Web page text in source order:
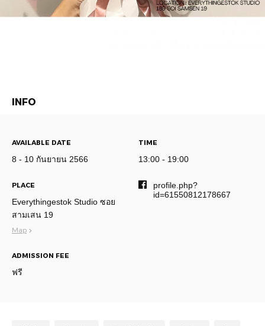
INFO
AVAILABLE DATE
8 - 10 กันยายน 2566
TIME
13:00 - 19:00
PLACE
Everythingestok Studio ซอย
สามเสน 19
Map
profile.php?
id=61550812178667
ADMISSION FEE
ฟรี